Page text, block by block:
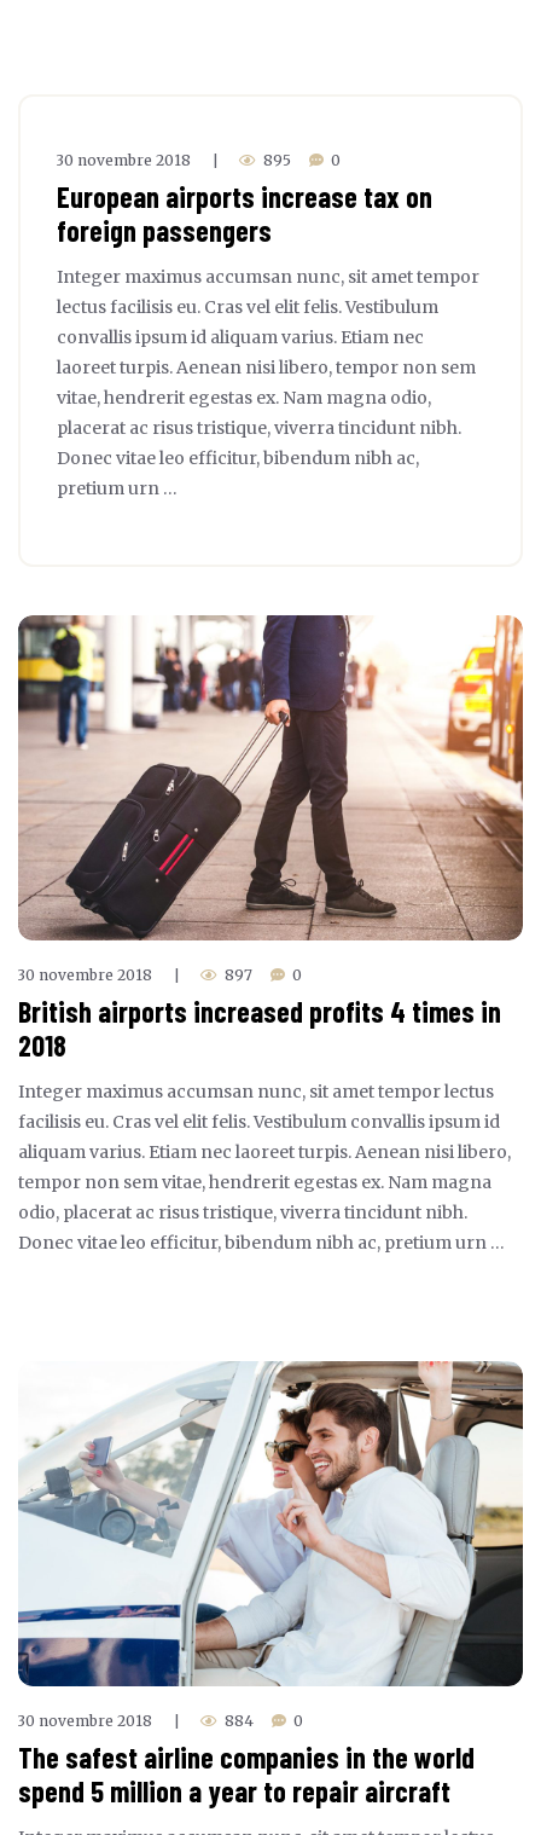
30 novembre 2018 895 0
European airports increase tax on
foreign passengers
Integer maximus accumsan nunc, sit amet tempor
lectus facilisis eu. Cras vel elit felis. Vestibulum
convallis ipsum id aliquam varius. Etiam nec
laoreet turpis. Aenean nisi libero, tempor non sem
vitae, hendrerit egestas ex. Nam magna odio,
placerat ac risus tristique, viverra tincidunt nibh.
Donec vitae leo efficitur, bibendum nibh ac,
pretium urn …
30 novembre 2018 897 0
British airports increased profits 4 times in
2018
Integer maximus accumsan nunc, sit amet tempor lectus
facilisis eu. Cras vel elit felis. Vestibulum convallis ipsum id
aliquam varius. Etiam nec laoreet turpis. Aenean nisi libero,
tempor non sem vitae, hendrerit egestas ex. Nam magna
odio, placerat ac risus tristique, viverra tincidunt nibh.
Donec vitae leo efficitur, bibendum nibh ac, pretium urn …
30 novembre 2018 884 0
The safest airline companies in the world
spend 5 million a year to repair aircraft